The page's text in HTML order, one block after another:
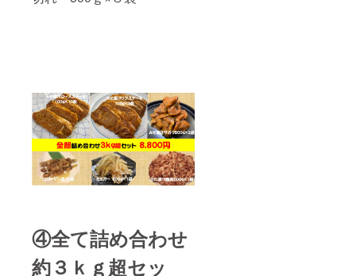
④全て詰め合わせ
約３ｋｇ超セッ